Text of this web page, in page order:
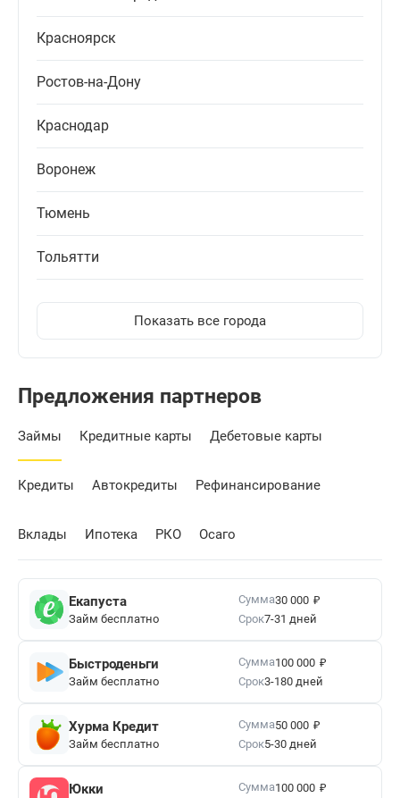
Красноярск
Ростов-на-Дону
Краснодар
Воронеж
Тюмень
Тольятти
Показать все города
Предложения партнеров
Займы Кредитные карты Дебетовые карты
Кредиты Автокредиты Рефинансирование
Вклады Ипотека РКО Осаго
Екапуста
Займ бесплатно
Сумма30 000 ₽
Срок7-31 дней
Быстроденьги
Займ бесплатно
Сумма100 000 ₽
Срок3-180 дней
Хурма Кредит
Займ бесплатно
Сумма50 000 ₽
Срок5-30 дней
Юкки Сумма100 000 ₽